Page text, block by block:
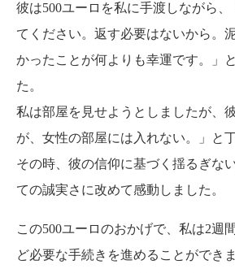
彼は500ユーロを私に手渡しながら
てください。返す必要はないから。
かったことが何よりも幸運です。」
た。
私は部屋を見せようとしましたが、
が、女性の部屋には入れない。」と
その時、彼の信仰に基づく揺るぎな
ての誠実さに改めて感動しました。
この500ユーロのおかげで、私は2週
ど必要な手続きを進めることができま